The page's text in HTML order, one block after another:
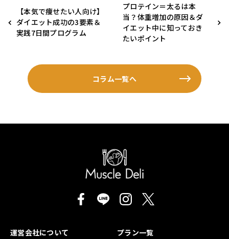
【本気で痩せたい人向け】
ダイエット成功の3要素＆
実践7日間プログラム
プロテイン＝太るは本
当？体重増加の原因＆ダ
イエット中に知っておき
たいポイント
コラム一覧へ
運営会社について プラン一覧